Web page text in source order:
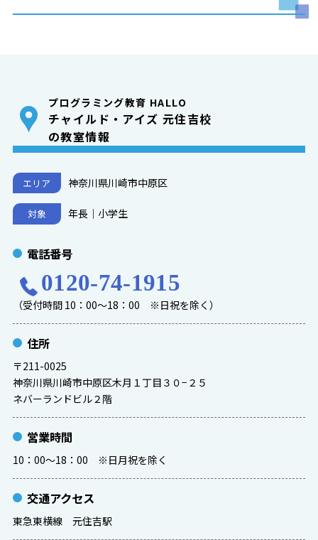
プログラミング教育 HALLO
チャイルド・アイズ 元住吉校
の教室情報
エリア 神奈川県川崎市中原区
対象 年長｜小学生
電話番号
0120-74-1915
（受付時間 10：00～18：00 ※日祝を除く）
住所
〒211-0025
神奈川県川崎市中原区木月１丁目３０−２５
ネバーランドビル２階
営業時間
10：00～18：00 ※日月祝を除く
交通アクセス
東急東横線 元住吉駅